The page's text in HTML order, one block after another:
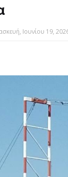
Ιουνίου 19,